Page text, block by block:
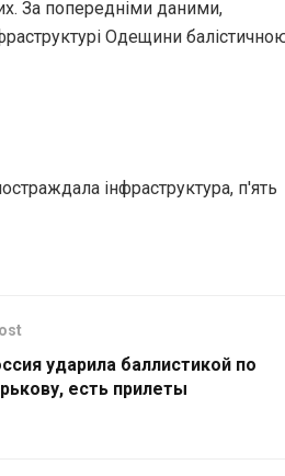
За попередніми даними,
Одещини
інфраструктура, п'ять
ударила баллистикой по
есть прилеты